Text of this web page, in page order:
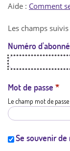
Aide : Comment
Les champs
Numéro
Mot de passe *
Le champ mot de
Se souvenir de